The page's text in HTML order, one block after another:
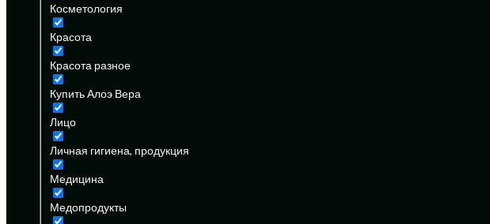
Косметология
Красота
Красота разное
Купить Алоэ Вера
Лицо
Личная гигиена, продукция
Медицина
Медопродукты